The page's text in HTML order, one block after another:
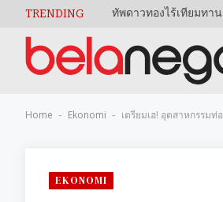
TRENDING
Home - Ekonomi - เตรียมเฮ! อุตสาหกรรม
EKONOMI